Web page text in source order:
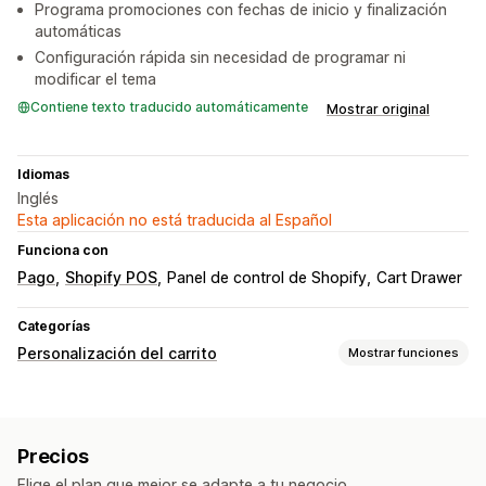
Programa promociones con fechas de inicio y finalización
automáticas
Configuración rápida sin necesidad de programar ni
modificar el tema
Contiene texto traducido automáticamente Mostrar original
Idiomas
Inglés
Esta aplicación no está traducida al Español
Funciona con
Pago Shopify POS Panel de control de Shopify Cart Drawer
Categorías
Personalización del carrito Mostrar funciones
Precios